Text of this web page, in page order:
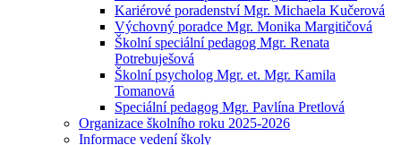
Kariérové poradenství Mgr. Michaela Kučerová
Výchovný poradce Mgr. Monika Margitičová
Školní speciální pedagog Mgr. Renata
Potrebuješová
Školní psycholog Mgr. et. Mgr. Kamila
Tomanová
Speciální pedagog Mgr. Pavlína Pretlová
Organizace školního roku 2025-2026
Informace vedení školy